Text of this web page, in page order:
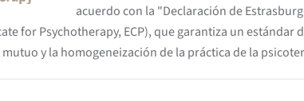
acuerdo con la "Declaración de
for Psychotherapy, ECP), que garantiza un
y la homogeneización de la práctica de la